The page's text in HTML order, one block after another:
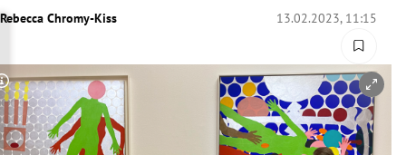
Untermenü
Untermenü
Rebecca Chromy-Kiss 13.02.2023, 11:15
Copyright-Hinweis öffnen/schließen